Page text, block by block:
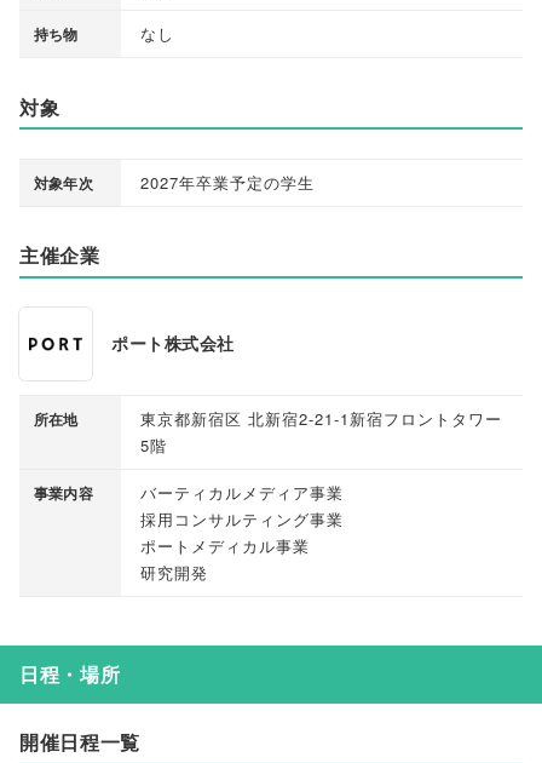
持ち物 なし
対象
対象年次 2027年卒業予定の学生
主催企業
ポート株式会社
所在地
東京都新宿区 北新宿2-21-1新宿フロントタワー
5階
事業内容
バーティカルメディア事業
採用コンサルティング事業
ポートメディカル事業
研究開発
日程・場所
開催日程一覧